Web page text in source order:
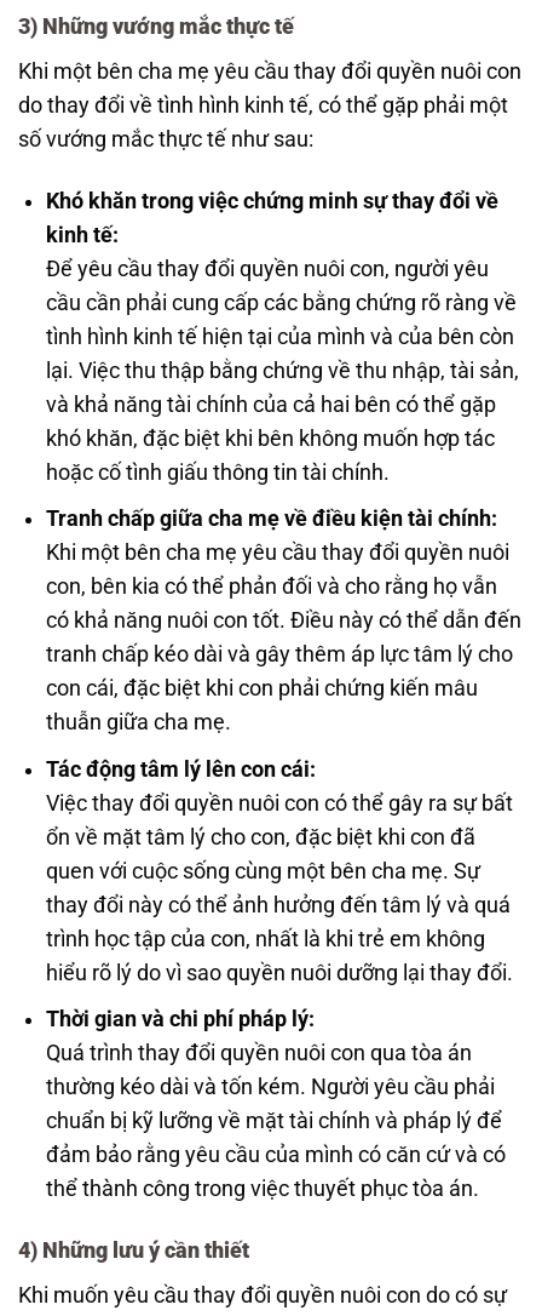
3) Những vướng mắc thực tế
Khi một bên cha mẹ yêu cầu thay đổi quyền nuôi con
do thay đổi về tình hình kinh tế, có thể gặp phải một
số vướng mắc thực tế như sau:
Khó khăn trong việc chứng minh sự thay đổi về
kinh tế:
Để yêu cầu thay đổi quyền nuôi con, người yêu
cầu cần phải cung cấp các bằng chứng rõ ràng về
tình hình kinh tế hiện tại của mình và của bên còn
lại. Việc thu thập bằng chứng về thu nhập, tài sản,
và khả năng tài chính của cả hai bên có thể gặp
khó khăn, đặc biệt khi bên không muốn hợp tác
hoặc cố tình giấu thông tin tài chính.
Tranh chấp giữa cha mẹ về điều kiện tài chính:
Khi một bên cha mẹ yêu cầu thay đổi quyền nuôi
con, bên kia có thể phản đối và cho rằng họ vẫn
có khả năng nuôi con tốt. Điều này có thể dẫn đến
tranh chấp kéo dài và gây thêm áp lực tâm lý cho
con cái, đặc biệt khi con phải chứng kiến mâu
thuẫn giữa cha mẹ.
Tác động tâm lý lên con cái:
Việc thay đổi quyền nuôi con có thể gây ra sự bất
ổn về mặt tâm lý cho con, đặc biệt khi con đã
quen với cuộc sống cùng một bên cha mẹ. Sự
thay đổi này có thể ảnh hưởng đến tâm lý và quá
trình học tập của con, nhất là khi trẻ em không
hiểu rõ lý do vì sao quyền nuôi dưỡng lại thay đổi.
Thời gian và chi phí pháp lý:
Quá trình thay đổi quyền nuôi con qua tòa án
thường kéo dài và tốn kém. Người yêu cầu phải
chuẩn bị kỹ lưỡng về mặt tài chính và pháp lý để
đảm bảo rằng yêu cầu của mình có căn cứ và có
thể thành công trong việc thuyết phục tòa án.
4) Những lưu ý cần thiết
Khi muốn yêu cầu thay đổi quyền nuôi con do có sự